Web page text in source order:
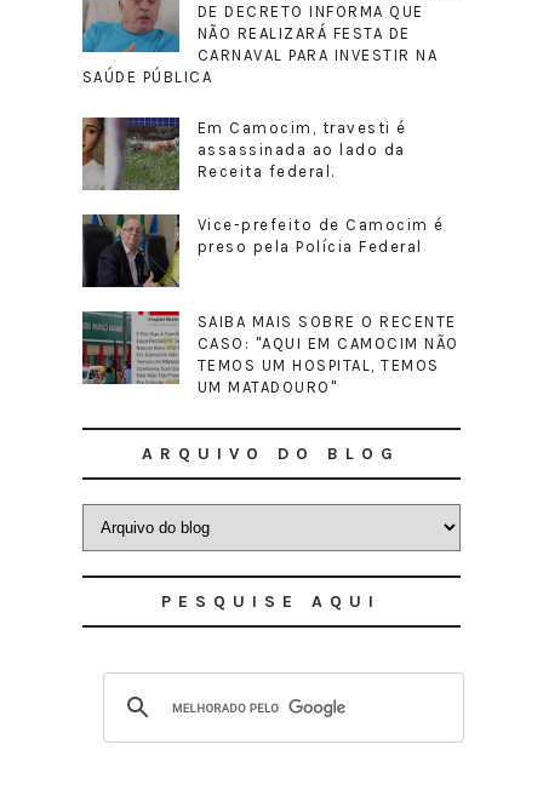
DE DECRETO INFORMA QUE
NÃO REALIZARÁ FESTA DE
CARNAVAL PARA INVESTIR NA
SAÚDE PÚBLICA
Em Camocim, travesti é
assassinada ao lado da
Receita federal.
Vice-prefeito de Camocim é
preso pela Polícia Federal
SAIBA MAIS SOBRE O RECENTE
CASO: "AQUI EM CAMOCIM NÃO
TEMOS UM HOSPITAL, TEMOS
UM MATADOURO"
ARQUIVO DO BLOG
PESQUISE AQUI